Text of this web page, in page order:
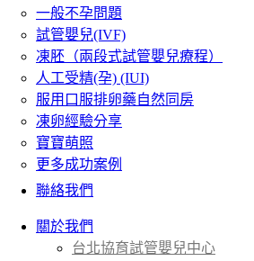
一般不孕問題
試管嬰兒(IVF)
凍胚（兩段式試管嬰兒療程）
人工受精(孕) (IUI)
服用口服排卵藥自然同房
凍卵經驗分享
寶寶萌照
更多成功案例
聯絡我們
關於我們
台北協育試管嬰兒中心